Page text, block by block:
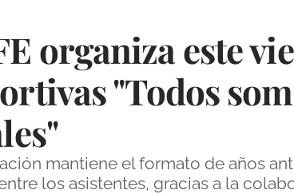
organiza este
"Todos
mantiene el formato de años
los asistentes, gracias a la